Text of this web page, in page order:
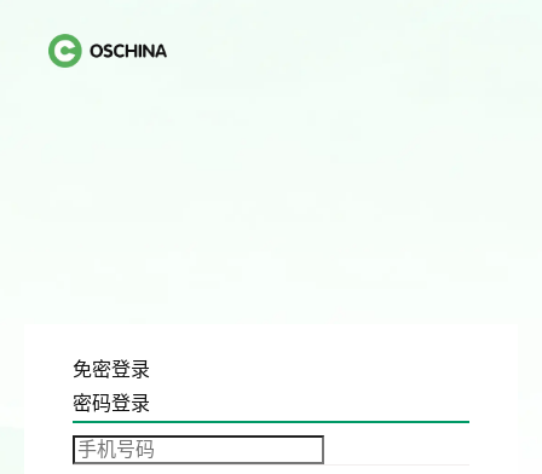
免密登录
密码登录